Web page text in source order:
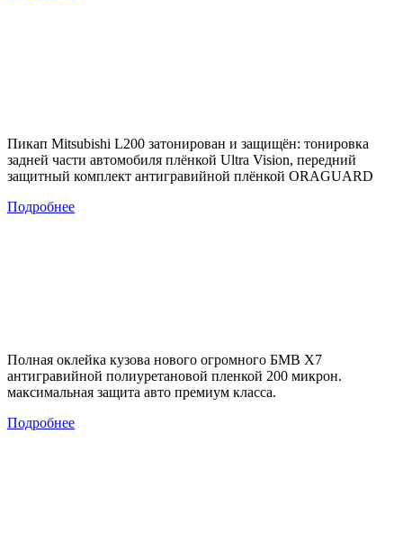
Пикап Mitsubishi L200 затонирован и защищён: тонировка
задней части автомобиля плёнкой Ultra Vision, передний
защитный комплект антигравийной плёнкой ORAGUARD
Подробнее
Полная оклейка кузова нового огромного БМВ Х7
антигравийной полиуретановой пленкой 200 микрон.
максимальная защита авто премиум класса.
Подробнее